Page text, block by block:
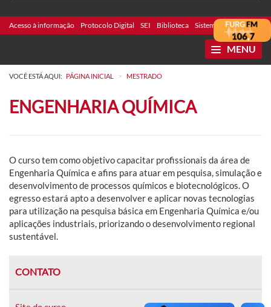
Acesso à informação Protocolo Digital SEI Biblioteca Sistemas Webmail
MENU
VOCÊ ESTÁ AQUI: PÁGINA INICIAL > MESTRADO
ENGENHARIA QUÍMICA
O curso tem como objetivo capacitar profissionais da área de
Engenharia Química e afins para atuar em pesquisa, simulação e
desenvolvimento de processos químicos e biotecnológicos. O
egresso estará apto a desenvolver e aplicar novas tecnologias
para utilização na pesquisa básica em Engenharia Química e/ou
aplicações industriais, priorizando o desenvolvimento regional
sustentável.
CONTATO